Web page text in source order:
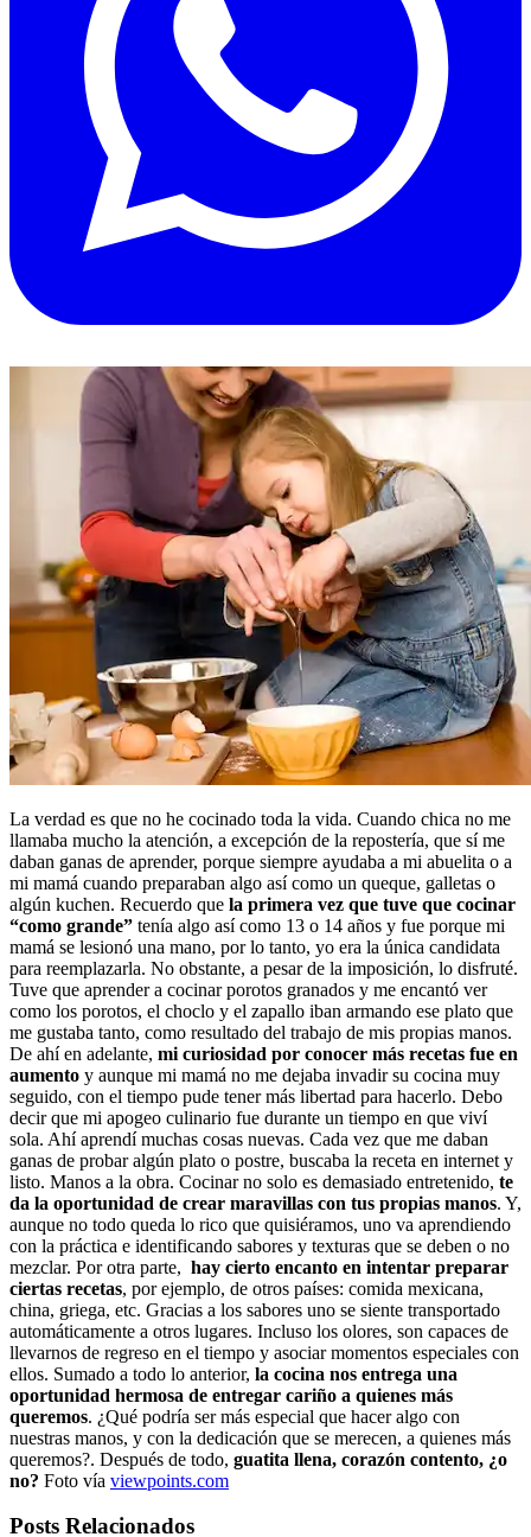
La verdad es que no he cocinado toda la vida. Cuando chica no me
llamaba mucho la atención, a excepción de la repostería, que sí me
daban ganas de aprender, porque siempre ayudaba a mi abuelita o a
mi mamá cuando preparaban algo así como un queque, galletas o
algún kuchen. Recuerdo que la primera vez que tuve que cocinar
“como grande” tenía algo así como 13 o 14 años y fue porque mi
mamá se lesionó una mano, por lo tanto, yo era la única candidata
para reemplazarla. No obstante, a pesar de la imposición, lo disfruté.
Tuve que aprender a cocinar porotos granados y me encantó ver
como los porotos, el choclo y el zapallo iban armando ese plato que
me gustaba tanto, como resultado del trabajo de mis propias manos.
De ahí en adelante, mi curiosidad por conocer más recetas fue en
aumento y aunque mi mamá no me dejaba invadir su cocina muy
seguido, con el tiempo pude tener más libertad para hacerlo. Debo
decir que mi apogeo culinario fue durante un tiempo en que viví
sola. Ahí aprendí muchas cosas nuevas. Cada vez que me daban
ganas de probar algún plato o postre, buscaba la receta en internet y
listo. Manos a la obra. Cocinar no solo es demasiado entretenido, te
da la oportunidad de crear maravillas con tus propias manos. Y,
aunque no todo queda lo rico que quisiéramos, uno va aprendiendo
con la práctica e identificando sabores y texturas que se deben o no
mezclar. Por otra parte, hay cierto encanto en intentar preparar
ciertas recetas, por ejemplo, de otros países: comida mexicana,
china, griega, etc. Gracias a los sabores uno se siente transportado
automáticamente a otros lugares. Incluso los olores, son capaces de
llevarnos de regreso en el tiempo y asociar momentos especiales con
ellos. Sumado a todo lo anterior, la cocina nos entrega una
oportunidad hermosa de entregar cariño a quienes más
queremos. ¿Qué podría ser más especial que hacer algo con
nuestras manos, y con la dedicación que se merecen, a quienes más
queremos?. Después de todo, guatita llena, corazón contento, ¿o
no? Foto vía viewpoints.com
Posts Relacionados